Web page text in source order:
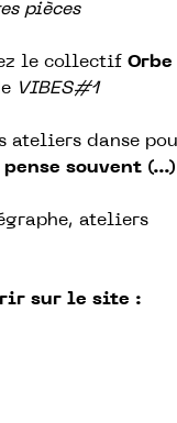
pièces
le collectif
VIBES#1
ateliers danse
souvent (...)
ateliers
sur le site :